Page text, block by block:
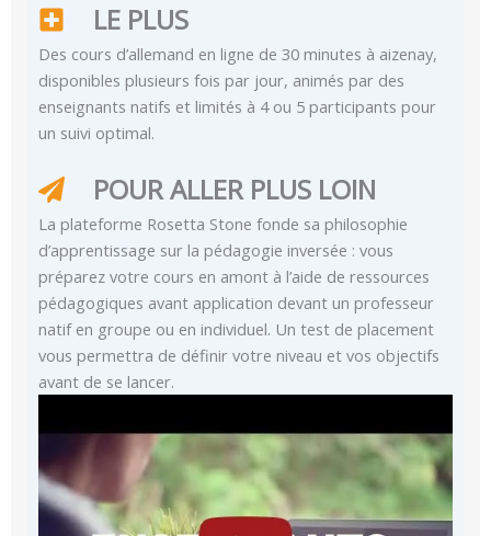
LE PLUS
Des cours d’allemand en ligne de 30 minutes à aizenay,
disponibles plusieurs fois par jour, animés par des
enseignants natifs et limités à 4 ou 5 participants pour
un suivi optimal.
POUR ALLER PLUS LOIN
La plateforme Rosetta Stone fonde sa philosophie
d’apprentissage sur la pédagogie inversée : vous
préparez votre cours en amont à l’aide de ressources
pédagogiques avant application devant un professeur
natif en groupe ou en individuel. Un test de placement
vous permettra de définir votre niveau et vos objectifs
avant de se lancer.